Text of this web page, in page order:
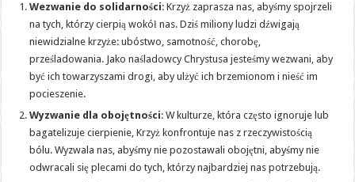
Wezwanie do solidarności: Krzyż zaprasza nas, abyśmy spojrzeli
na tych, którzy cierpią wokół nas. Dziś miliony ludzi dźwigają
niewidzialne krzyże: ubóstwo, samotność, chorobę,
prześladowania. Jako naśladowcy Chrystusa jesteśmy wezwani, aby
być ich towarzyszami drogi, aby ulżyć ich brzemionom i nieść im
pocieszenie.
Wyzwanie dla obojętności: W kulturze, która często ignoruje lub
bagatelizuje cierpienie, Krzyż konfrontuje nas z rzeczywistością
bólu. Wyzwala nas, abyśmy nie pozostawali obojętni, abyśmy nie
odwracali się plecami do tych, którzy najbardziej nas potrzebują.